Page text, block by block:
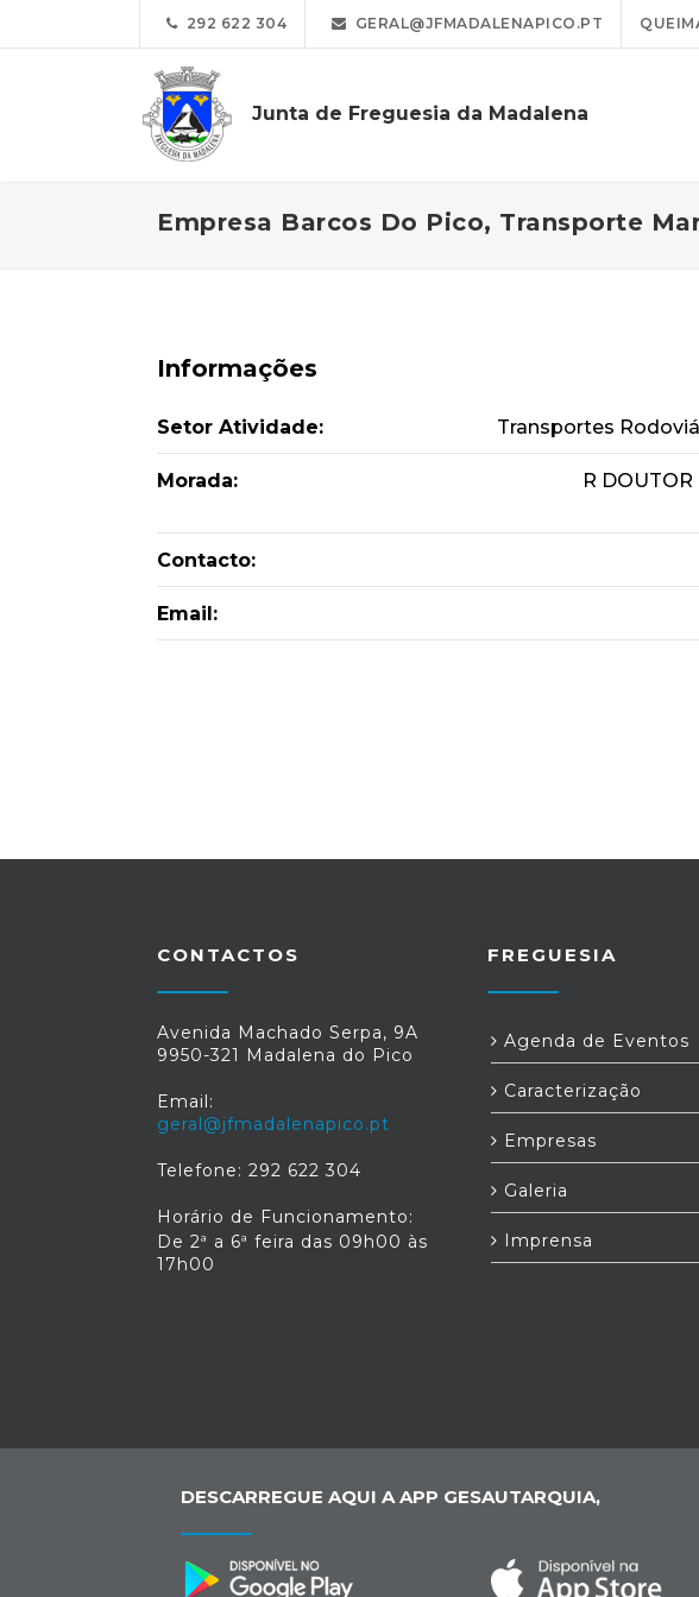
292 622 304 GERAL@JFMADALENAPICO.PT
Junta de Freguesia da Madalena
Empresa Barcos Do Pico, Transporte
Informações
Setor Atividade: Transportes
Morada:
R DOUTOR
Contacto:
Email:
CONTACTOS
Avenida Machado Serpa, 9A
9950-321 Madalena do Pico
Email:
geral@jfmadalenapico.pt
Telefone: 292 622 304
Horário de Funcionamento:
De 2ª a 6ª feira das 09h00 às
17h00
FREGUESIA
Agenda de Eventos
Caracterização
Empresas
Galeria
Imprensa
DESCARREGUE AQUI A APP GESAUTARQUIA,